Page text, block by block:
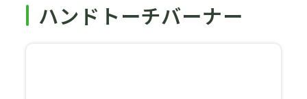
ハンドトーチバーナー